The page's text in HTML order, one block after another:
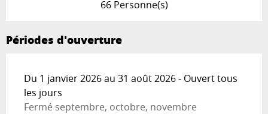
66 Personne(s)
Périodes d'ouverture
Du 1 janvier 2026 au 31 août 2026 - Ouvert tous
les jours
Fermé septembre, octobre, novembre